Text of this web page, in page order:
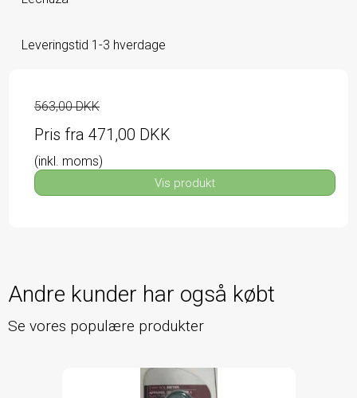
Leveringstid 1-3 hverdage
563,00 DKK
Pris fra 471,00 DKK
(inkl. moms)
Vis produkt
Andre kunder har også købt
Se vores populære produkter